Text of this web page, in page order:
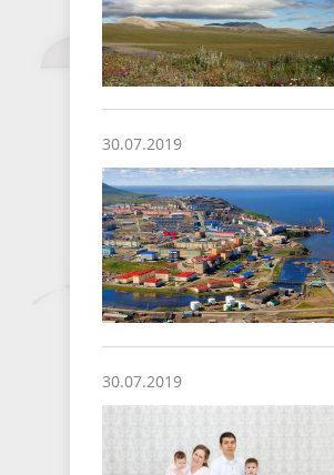
30.07.2019
30.07.2019